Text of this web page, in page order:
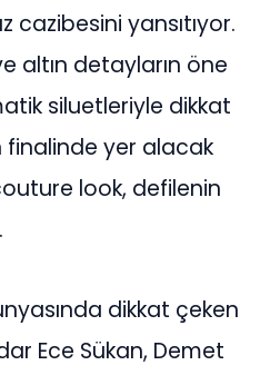
cazibesini yansıtıyor.
altın detayların öne
siluetleriyle dikkat
finalinde yer alacak
look, defilenin
dikkat çeken
Ece Sükan, Demet